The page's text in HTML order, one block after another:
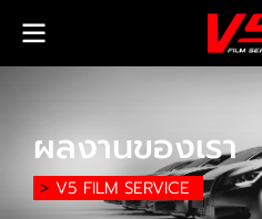
ผลงานของเรา
> V5 FILM SERVICE